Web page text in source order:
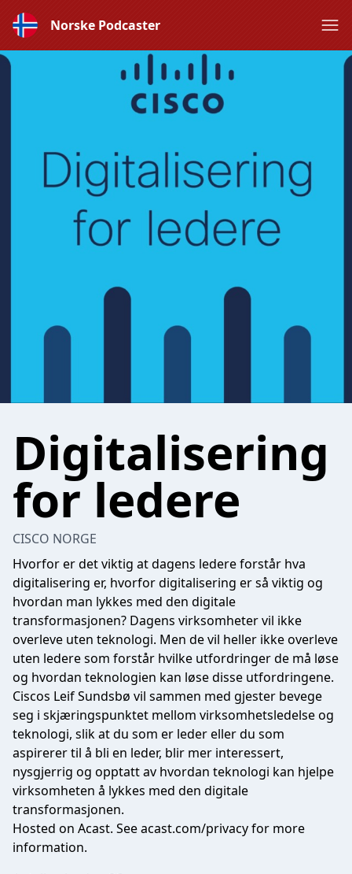
Norske Podcaster
Digitalisering
for ledere
CISCO NORGE
Hvorfor er det viktig at dagens ledere forstår hva
digitalisering er, hvorfor digitalisering er så viktig og
hvordan man lykkes med den digitale
transformasjonen? Dagens virksomheter vil ikke
overleve uten teknologi. Men de vil heller ikke overleve
uten ledere som forstår hvilke utfordringer de må løse
og hvordan teknologien kan løse disse utfordringene.
Ciscos Leif Sundsbø vil sammen med gjester bevege
seg i skjæringspunktet mellom virksomhetsledelse og
teknologi, slik at du som er leder eller du som
aspirerer til å bli en leder, blir mer interessert,
nysgjerrig og opptatt av hvordan teknologi kan hjelpe
virksomheten å lykkes med den digitale
transformasjonen.
Hosted on Acast. Seeacast.com/privacyfor more
information.